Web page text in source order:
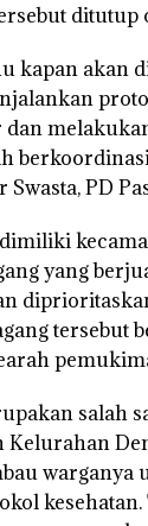
ditutup
kapan akan
PD
yang
tersebut
salah
Kelurahan
warganya